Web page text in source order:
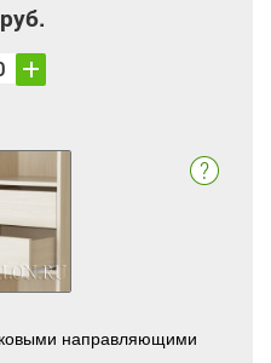
направляющими